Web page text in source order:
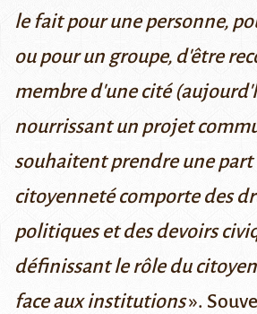
le fait pour une personne,
ou pour un groupe, d'être
membre d'une cité
nourrissant un projet
souhaitent prendre une part
citoyenneté comporte des
politiques et des devoirs
définissant le rôle du
face aux institutions».